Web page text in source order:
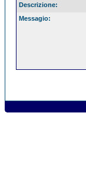
Descrizione:
Messagio: